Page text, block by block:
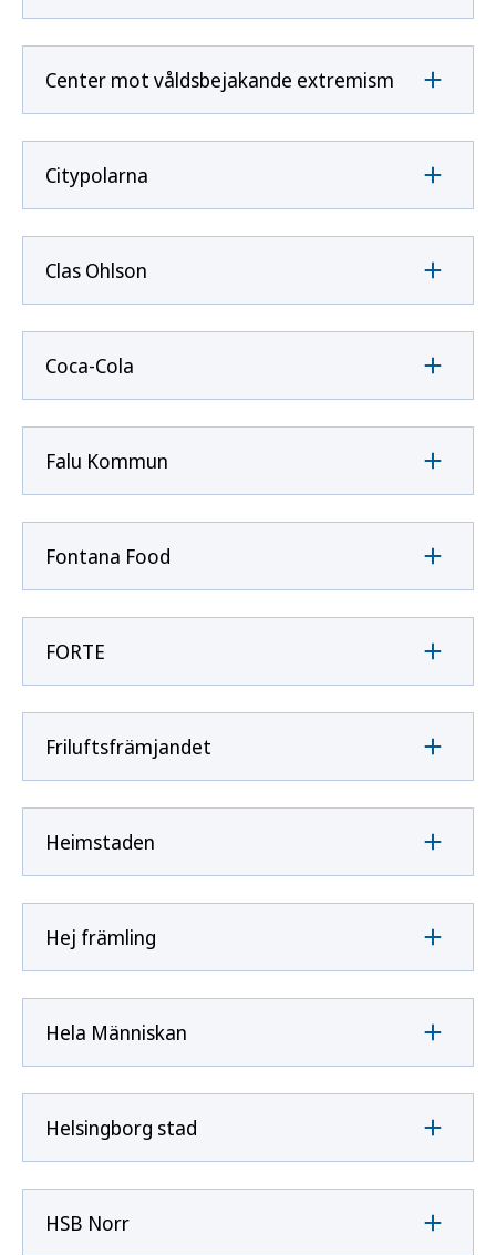
Center mot våldsbejakande extremism
Citypolarna
Clas Ohlson
Coca-Cola
Falu Kommun
Fontana Food
FORTE
Friluftsfrämjandet
Heimstaden
Hej främling
Hela Människan
Helsingborg stad
HSB Norr